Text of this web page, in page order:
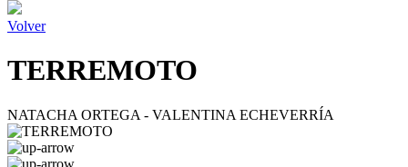
Volver
TERREMOTO
NATACHA ORTEGA - VALENTINA ECHEVERRÍA